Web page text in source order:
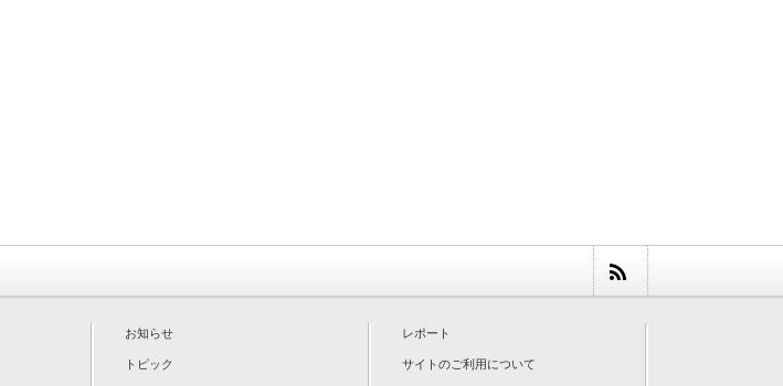
お知らせ
トピック
レポート
サイトのご利用について